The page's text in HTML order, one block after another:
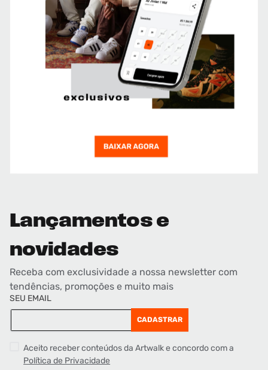
Lançamentos e
novidades
Receba com exclusividade a nossa newsletter com
tendências, promoções e muito mais
SEU EMAIL
CADASTRAR
Aceito receber conteúdos da Artwalk e concordo com a
Política de Privacidade